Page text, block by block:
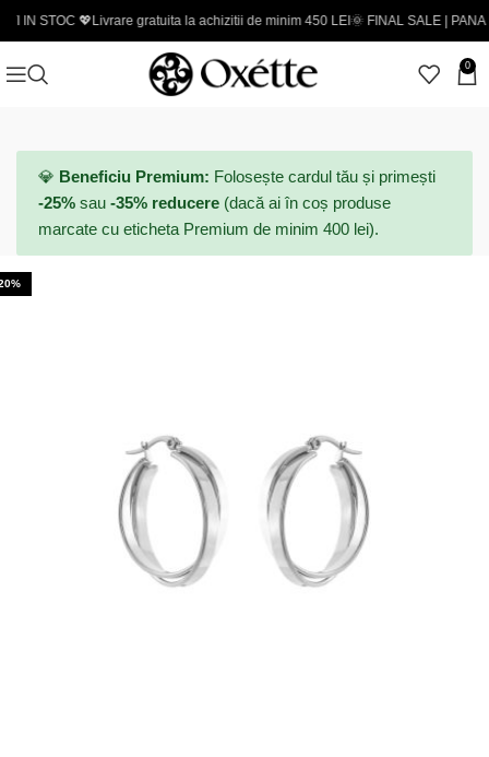
💖Livrare gratuita la achizitii de minim 450 LEI🌞 FINAL SALE | PANA LA -50%
0
💎 Beneficiu Premium: Folosește cardul tău și primești
-25% sau -35% reducere (dacă ai în coș produse
marcate cu eticheta Premium de minim 400 lei).